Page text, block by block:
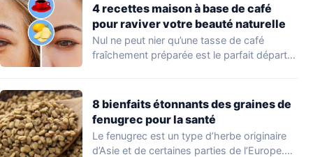
4 recettes maison à base de café
pour raviver votre beauté naturelle
Nul ne peut nier qu’une tasse de café
fraîchement préparée est le parfait départ…
8 bienfaits étonnants des graines de
fenugrec pour la santé
Le fenugrec est un type d’herbe originaire
d’Asie et de certaines parties de l’Europe.…